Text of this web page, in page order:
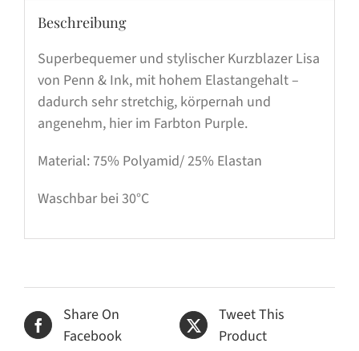
Beschreibung
Superbequemer und stylischer Kurzblazer Lisa
von Penn & Ink, mit hohem Elastangehalt –
dadurch sehr stretchig, körpernah und
angenehm, hier im Farbton Purple.
Material: 75% Polyamid/ 25% Elastan
Waschbar bei 30°C
Share On
Facebook
Tweet This
Product